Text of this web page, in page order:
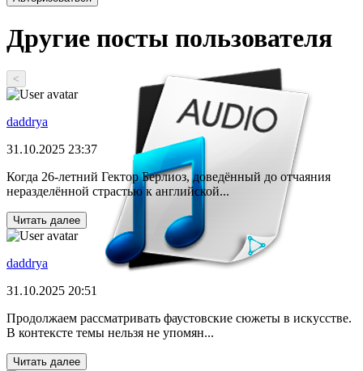
Другие посты пользователя
<
daddrya
31.10.2025 23:37
Когда 26-летний Гектор Берлиоз, доведённый до отчаяния
неразделённой страстью к английской...
Читать далее
daddrya
31.10.2025 20:51
Продолжаем рассматривать фаустовские сюжеты в искусстве.
В контексте темы нельзя не упомян...
Читать далее